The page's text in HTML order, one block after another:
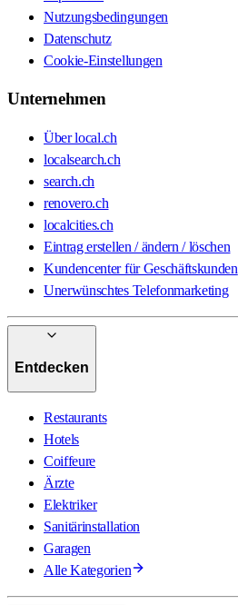
Nutzungsbedingungen
Datenschutz
Cookie-Einstellungen
Unternehmen
Über local.ch
localsearch.ch
search.ch
renovero.ch
localcities.ch
Eintrag erstellen / ändern / löschen
Kundencenter für Geschäftskunden
Unerwünschtes Telefonmarketing
Entdecken
Restaurants
Hotels
Coiffeure
Ärzte
Elektriker
Sanitärinstallation
Garagen
Alle Kategorien